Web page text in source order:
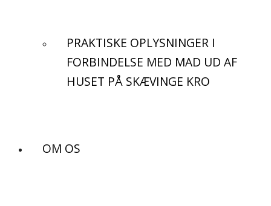
PRAKTISKE OPLYSNINGER I
FORBINDELSE MED MAD UD AF
HUSET PÅ SKÆVINGE KRO
OM OS